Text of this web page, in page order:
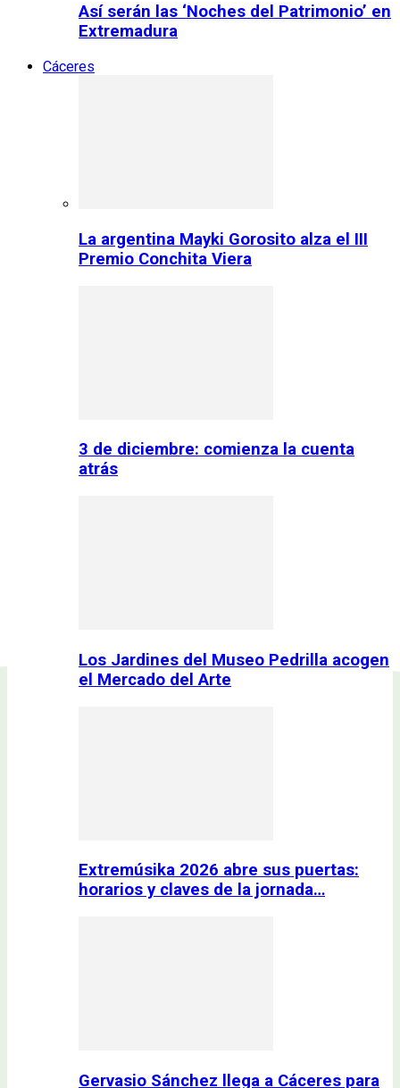
Así serán las ‘Noches del Patrimonio’ en
Extremadura
Cáceres
La argentina Mayki Gorosito alza el III
Premio Conchita Viera
3 de diciembre: comienza la cuenta
atrás
Los Jardines del Museo Pedrilla acogen
el Mercado del Arte
Extremúsika 2026 abre sus puertas:
horarios y claves de la jornada…
Gervasio Sánchez llega a Cáceres para